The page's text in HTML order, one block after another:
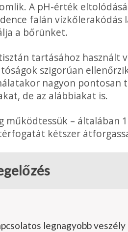
A pH-érték
falán vízkőlerakódás
a bőrünket.
tartásához hasz­nált
szigorúan
nagyon pontosan
de az alábbiakat is.
működtessük – általában
kétszer
legnagyobb veszély